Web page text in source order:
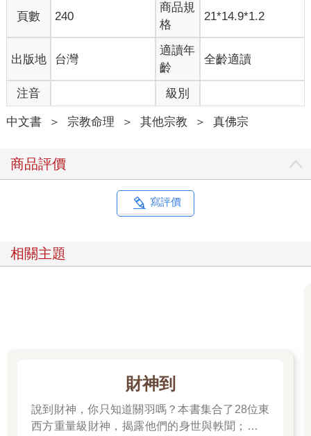
有時候，我會說：
沒有看見的，回家後，還可能看見，有的夢中也可以得見。
列出一信：
最偉大的見證
二○二四年八月三十一日是今年「阿彌陀佛秋季超度大法會」，在
法會中，我眼前不斷白光現前，心靈很安寧，是一場非常殊勝法
會，也是我人生中哭得死去活來的第二次。
祖先嗎？」我當然馬上答: 「要。」
我真的好想見我過世的父母，於是師尊就引導我們安靜的進入冥
薩，還有金剛、空行、護法許多的諸天神眾，當師尊念到第二次
「南無三十六萬億一十一萬九千五百同名同號阿彌陀佛」中，我
到眼前有很多人都穿著白衣白褲，很快我在人群中看到父母，我
的眼淚就嘩啦曄啦流不停，泣不成聲。
人，有很多人站起來講述他們看見的情況，這次的經歷讓我終生
蹟中，讓我們從中得救和得益。
嗡。古魯。蓮生。悉地吽。
頁數 240
商品規
格
21*14.9*1.2
出版地 台灣
適讀年
齡
全齡適讀
注音 級別
中文書 ＞ 宗教命理 ＞ 其他宗教 ＞ 真佛宗
商品評價
寫評價
相關主題
財神到
說到財神，你只知道關羽嗎？本書集合了28位東
西方重量級財神，揭露他們的身世與軼聞；也介